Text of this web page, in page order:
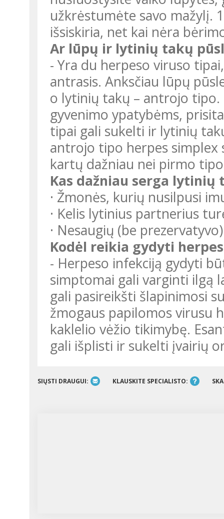
užkrėstumėte savo mažylį.
išsiskiria, net kai nėra
Ar lūpų ir lytinių takų
- Yra du herpeso viruso
antrasis. Anksčiau lūpų
o lytinių takų – antrojo tipo.
gyvenimo ypatybėms,
tipai gali sukelti ir lytinių
antrojo tipo herpes simplex
kartų dažniau nei pirmo
Kas dažniau serga
· Žmonės, kurių nusilpusi
· Kelis lytinius partnerius
· Nesaugių (be
Kodėl reikia gydyti
- Herpeso infekciją gydyti
simptomai gali varginti ilgą
gali pasireikšti šlapinimosi
žmogaus papilomos virusu
kaklelio vėžio tikimybę.
gali išplisti ir sukelti įvairių
SIŲSTI DRAUGUI: KLAUSKITE SPECIALISTO: